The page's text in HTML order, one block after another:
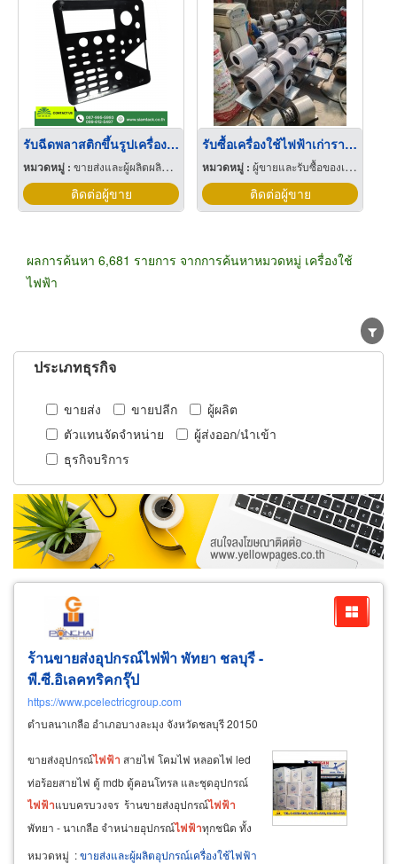
รับฉีดพลาสติกขึ้นรูปเครื่องใช้ไฟฟ้า
หมวดหมู่ : ขายส่งและผู้ผลิตผลิตภัณฑ์พิเศษพลาสติก
ติดต่อผู้ขาย
รับซื้อเครื่องใช้ไฟฟ้าเก่าราคาสูง ปทุม
หมวดหมู่ :ผู้ขายและรับซื้อของเก่าและเศษเหล็ก
ติดต่อผู้ขาย
ผลการค้นหา 6,681 รายการ จากการค้นหาหมวดหมู่ เครื่องใช้
ไฟฟ้า
ประเภทธุรกิจ
ขายส่ง ขายปลีก
ผู้ผลิต
ตัวแทนจัดจำหน่าย
ผู้ส่งออก/นำเข้า
ธุรกิจบริการ
ร้านขายส่งอุปกรณ์ไฟฟ้า พัทยา ชลบุรี -
พี.ซี.อิเลคทริคกรุ๊ป
https://www.pcelectricgroup.com
ตำบลนาเกลือ อำเภอบางละมุง จังหวัดชลบุรี 20150
ขายส่งอุปกรณ์ไฟฟ้า สายไฟ โคมไฟ หลอดไฟ led
ท่อร้อยสายไฟ ตู้ mdb ตู้คอนโทรล และชุดอุปกรณ์
ไฟฟ้าแบบครบวงจร ร้านขายส่งอุปกรณ์ไฟฟ้า
พัทยา - นาเกลือ จำหน่ายอุปกรณ์ไฟฟ้าทุกชนิด ทั้ง
ปลีก - ส่ง ขายเครื่องมือช่างพร้อมอุปกรณ์ตัด
หมวดหมู่ :ขายส่งและผู้ผลิตอุปกรณ์เครื่องใช้ไฟฟ้า